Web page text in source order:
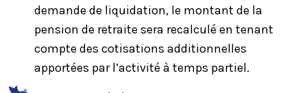
demande de liquidation, le montant de la
pension de retraite sera recalculé en tenant
compte des cotisations additionnelles
apportées par l’activité à temps partiel.